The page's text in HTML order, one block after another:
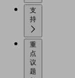
支
重
点
议